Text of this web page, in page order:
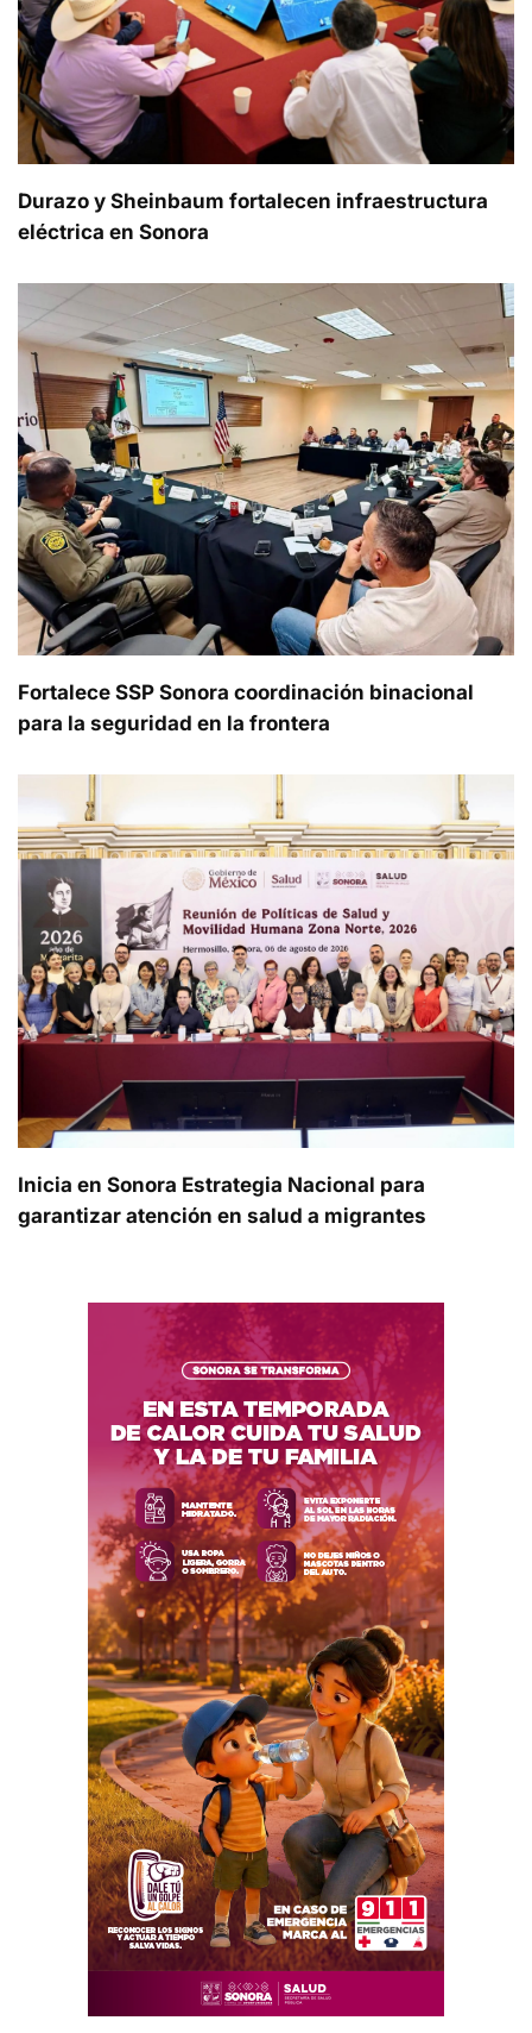
Durazo y Sheinbaum fortalecen infraestructura
eléctrica en Sonora
Fortalece SSP Sonora coordinación binacional
para la seguridad en la frontera
Inicia en Sonora Estrategia Nacional para
garantizar atención en salud a migrantes